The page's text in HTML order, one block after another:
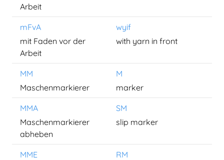
Arbeit
mFvA
wyif
mit Faden vor der
Arbeit
with yarn in front
MM
M
Maschenmarkierer
marker
MMA
SM
Maschenmarkierer
abheben
slip marker
MME
RM